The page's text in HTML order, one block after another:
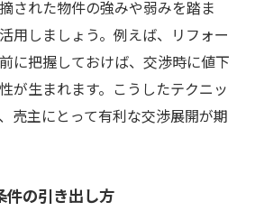
された物件の強みや弱みを踏ま
用しましょう。例えば、リフォー
に把握しておけば、交渉時に値下
が生まれます。こうしたテクニッ
売主にとって有利な交渉展開が期
件の引き出し方